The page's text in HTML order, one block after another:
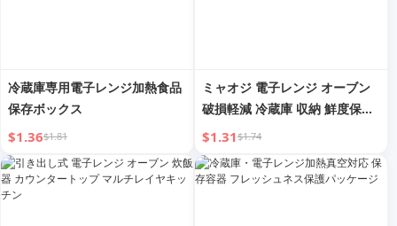
冷蔵庫専用電子レンジ加熱食品
保存ボックス
$1.36$1.81
ミャオジ 電子レンジ オーブン
破損軽減 冷蔵庫 収納 鮮度保護
パッケージ
$1.31$1.74